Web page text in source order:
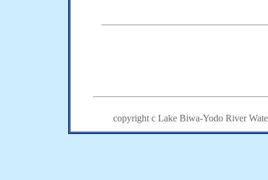
copyright c Lake Biwa-Yodo River